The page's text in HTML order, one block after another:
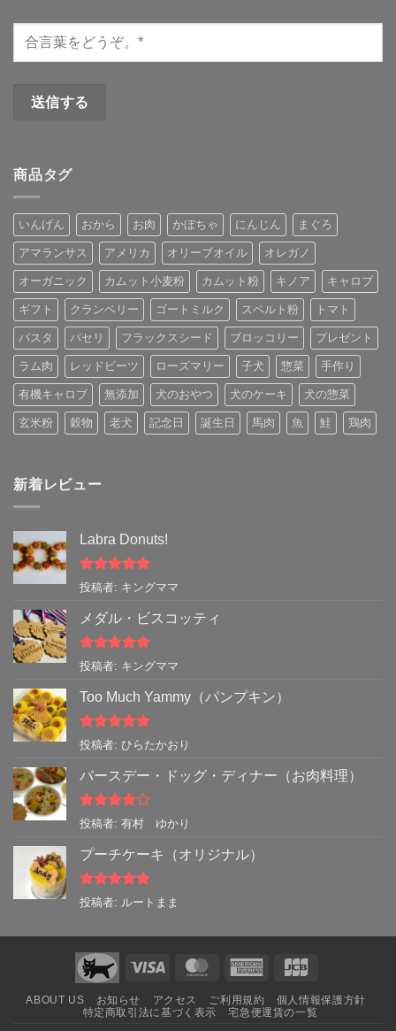
商品タグ
いんげん おから お肉 かぼちゃ にんじん まぐろ
アマランサス アメリカ オリーブオイル オレガノ
オーガニック カムット小麦粉 カムット粉 キノア キャロブ
ギフト クランベリー ゴートミルク スペルト粉 トマト
パスタ パセリ フラックスシード ブロッコリー プレゼント
ラム肉 レッドビーツ ローズマリー 子犬 惣菜 手作り
有機キャロブ 無添加 犬のおやつ 犬のケーキ 犬の惣菜
玄米粉 穀物 老犬 記念日 誕生日 馬肉 魚 鮭 鶏肉
新着レビュー
Labra Donuts!
5段階中5の
評価
投稿者: キングママ
メダル・ビスコッティ
5段階中5の
評価
投稿者: キングママ
Too Much Yammy（パンプキン）
5段階中5の
評価
投稿者: ひらたかおり
バースデー・ドッグ・ディナー（お肉料理）
5段階中4
の評価
投稿者: 有村 ゆかり
プーチケーキ（オリジナル）
5段階中 5の
評価
投稿者: ルートまま
Visa MasterCardAmerican
ABOUT US お知らせ アクセス ご利用規約
個人情報保護方針
特定商取引法に基づく表示
宅急便運賃の一覧